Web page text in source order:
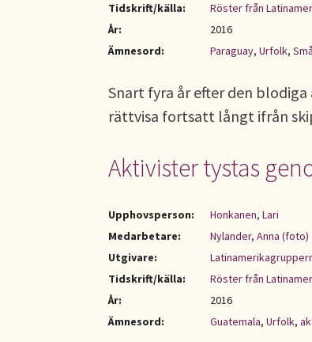
Tidskrift/källa:
Röster från
År:
2016
Ämnesord:
Paraguay, Urfolk,
Snart fyra år efter den blodiga
rättvisa fortsatt långt ifrån
Aktivister tystas
Upphovsperson:
Honkanen, Lari
Medarbetare:
Nylander, Anna (foto)
Utgivare:
Tidskrift/källa:
Röster från
År:
2016
Ämnesord:
Guatemala, Urfolk,